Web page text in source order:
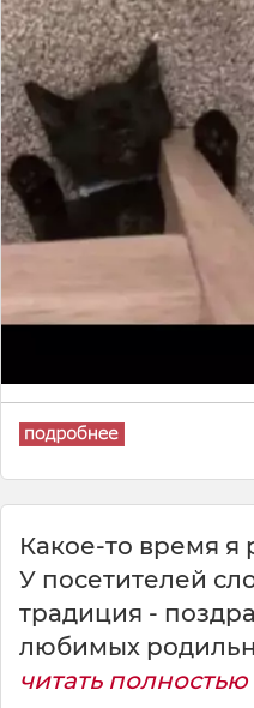
Какое-то время я
У посетителей
традиция -
любимых
читать полностью